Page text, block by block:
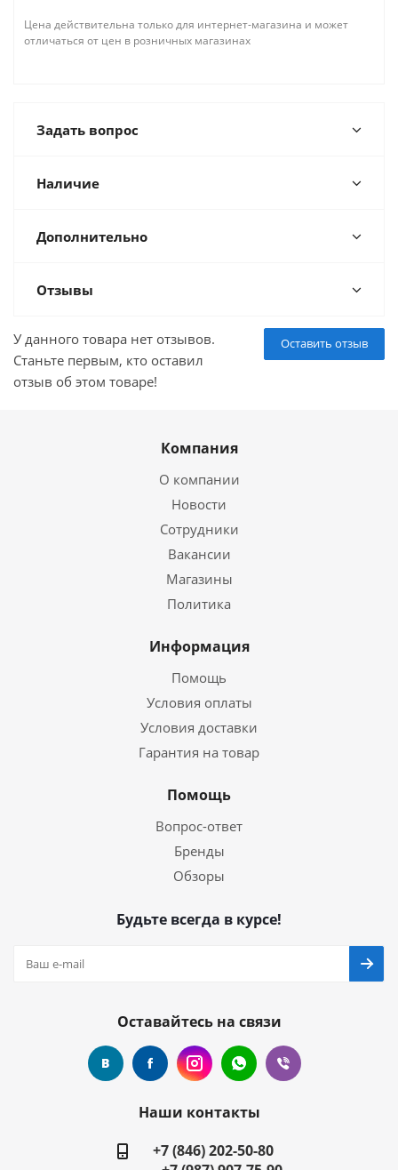
Цена действительна только для интернет-магазина и может
отличаться от цен в розничных магазинах
Задать вопрос
Наличие
Дополнительно
Отзывы
Оставить отзыв
У данного товара нет отзывов.
Станьте первым, кто оставил
отзыв об этом товаре!
Компания
О компании
Новости
Сотрудники
Вакансии
Магазины
Политика
Информация
Помощь
Условия оплаты
Условия доставки
Гарантия на товар
Помощь
Вопрос-ответ
Бренды
Обзоры
Будьте всегда в курсе!
Оставайтесь на связи
Наши контакты
+7 (846) 202-50-80